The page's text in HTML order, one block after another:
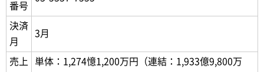
番号
決済
月
3月
売上
単体：1,274憶1,200万円（連結：1,933億9,800万